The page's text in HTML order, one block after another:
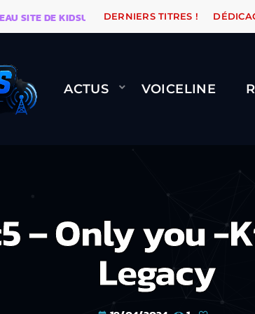
DE KIDSUNE WARÉTRO
DERNIERS TITRES !
ACTUS VOICELINE
– Only you
Legacy